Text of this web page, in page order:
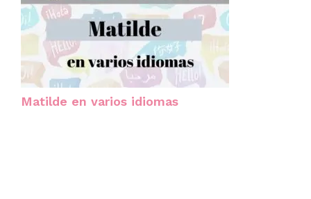
Matilde en varios idiomas